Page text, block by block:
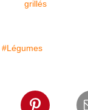
#Légumes